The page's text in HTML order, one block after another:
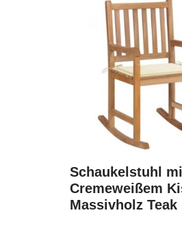
Schaukelstuhl
Cremeweißem
Massivholz Teak